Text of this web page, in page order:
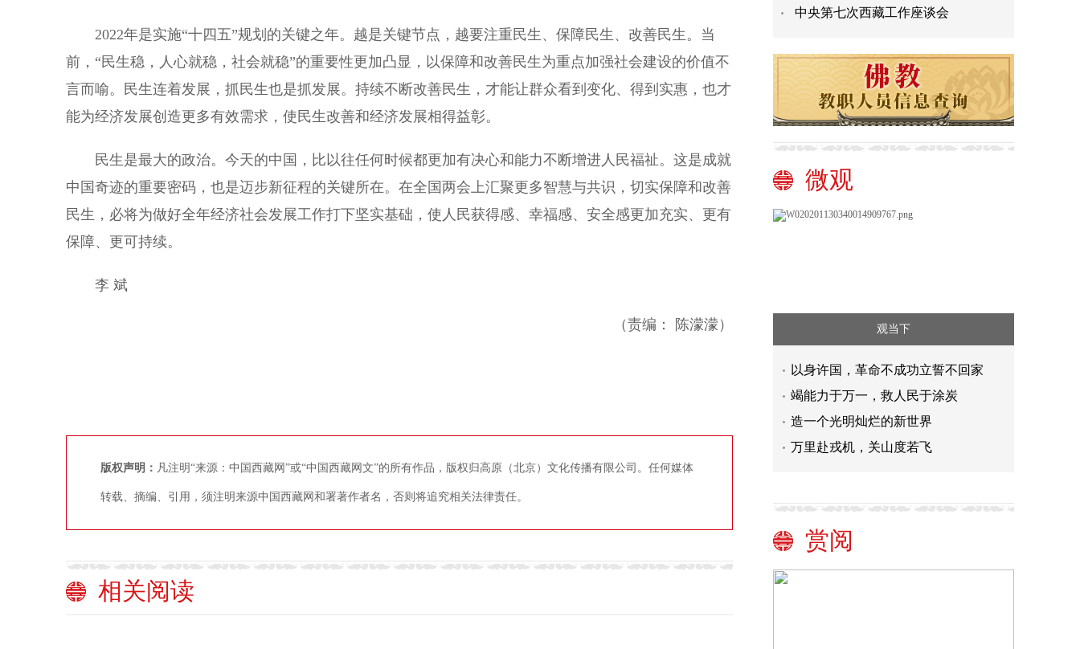
2022年是实施“十四五”规划的关键之年。越是关键节点，越要注重民生、保障民生、改善民生。当
前，“民生稳，人心就稳，社会就稳”的重要性更加凸显，以保障和改善民生为重点加强社会建设的价值不
言而喻。民生连着发展，抓民生也是抓发展。持续不断改善民生，才能让群众看到变化、得到实惠，也才
能为经济发展创造更多有效需求，使民生改善和经济发展相得益彰。
民生是最大的政治。今天的中国，比以往任何时候都更加有决心和能力不断增进人民福祉。这是成就
中国奇迹的重要密码，也是迈步新征程的关键所在。在全国两会上汇聚更多智慧与共识，切实保障和改善
民生，必将为做好全年经济社会发展工作打下坚实基础，使人民获得感、幸福感、安全感更加充实、更有
保障、更可持续。
李 斌
（责编： 陈濛濛）
版权声明： 凡注明“来源：中国西藏网”或“中国西藏网文”的所有作品，版权归高原（北京）文化传播有限公司。任何媒体
转载、摘编、引用，须注明来源中国西藏网和署著作者名，否则将追究相关法律责任。
相关阅读
中央第七次西藏工作座谈会
微观
观当下
以身许国，革命不成功立誓不回家
竭能力于万一，救人民于涂炭
造一个光明灿烂的新世界
万里赴戎机，关山度若飞
赏阅